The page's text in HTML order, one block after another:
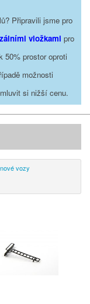
Připravili jsme pro
vložkami pro
50% prostor oproti
možnosti
si nižší cenu.
vozy